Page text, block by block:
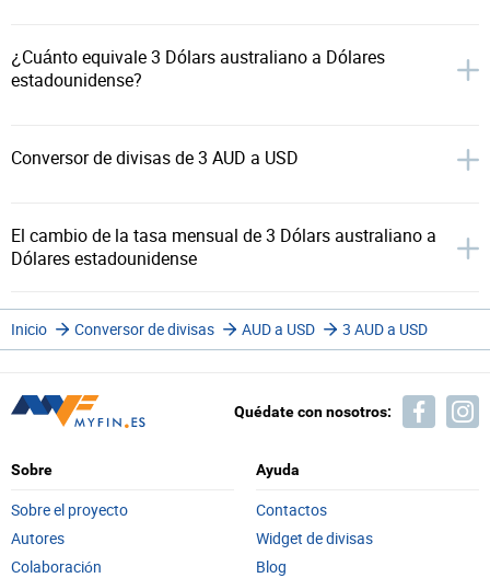
¿Cuánto equivale 3 Dólars australiano a Dólares
estadounidense?
Conversor de divisas de 3 AUD a USD
El cambio de la tasa mensual de 3 Dólars australiano a
Dólares estadounidense
Inicio Conversor de divisas AUD a USD 3 AUD a USD
Quédate con nosotros:
Sobre
Sobre el proyecto
Autores
Colaboración
Ayuda
Contactos
Widget de divisas
Blog